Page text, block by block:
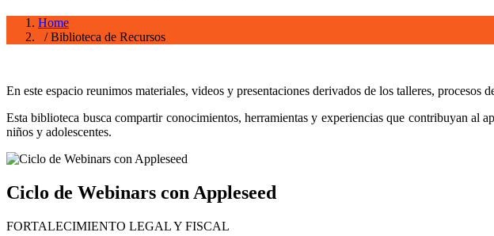
Home
/ Biblioteca de Recursos
En este espacio reunimos materiales, videos y presentaciones derivados de los talleres,
Esta biblioteca busca compartir conocimientos, herramientas y experiencias que contribuyan al
niños y adolescentes.
Ciclo de Webinars con Appleseed
FORTALECIMIENTO LEGAL Y FISCAL